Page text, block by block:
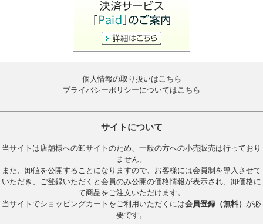
個人情報の取り扱いはこちら
プライバシーポリシーについてはこちら
サイトについて
当サイトは店舗様への卸サイトのため、一般の方への小売販売は行っており
ません。
また、卸値を公開することになりますので、お客様には会員制を導入させて
いただき、ご登録いただくと会員のみ公開の価格情報が表示され、卸価格に
て商品をご注文いただけます。
当サイトでショッピングカートをご利用いただくには会員登録（無料） が必
要です。